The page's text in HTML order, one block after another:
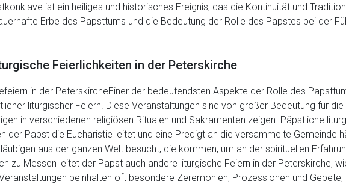
ist ein heiliges und historisches Ereignis, das die Kontinuität und
Erbe des Papsttums und die Bedeutung der Rolle des Papstes bei der
Feierlichkeiten in der Peterskirche
in der PeterskircheEiner der bedeutendsten Aspekte der Rolle des
liturgischer Feiern. Diese Veranstaltungen sind von großer Bedeutung für
in verschiedenen religiösen Ritualen und Sakramenten zeigen. Päpstliche
der Papst die Eucharistie leitet und eine Predigt an die versammelte Gemeinde
aus der ganzen Welt besucht, die kommen, um an der spirituellen
zu Messen leitet der Papst auch andere liturgische Feiern in der Peterskirche,
beinhalten oft besondere Zeremonien, Prozessionen und